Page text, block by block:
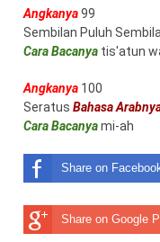
Angkanya99
Sembilan Puluh
Cara Bacanya tis'atun
Angkanya 100
Seratus Bahasa
Cara Bacanyami-ah
Share on
Share on Google